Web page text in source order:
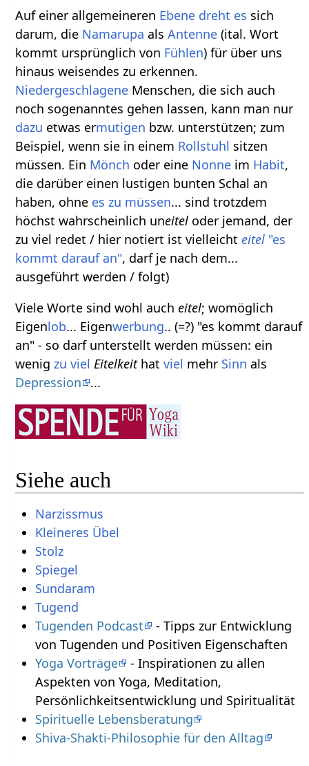
Auf einer allgemeineren Ebene dreht es sich
darum, die Namarupa alsAntenne (ital. Wort
kommt ursprünglich von Fühlen) für über uns
hinaus weisendes zu erkennen.
Niedergeschlagene Menschen, die sich auch
noch sogenanntes gehen lassen, kann man nur
dazu etwas ermutigen bzw. unterstützen; zum
Beispiel, wenn sie in einem Rollstuhl sitzen
müssen. Ein Mönch oder eine Nonne im Habit,
die darüber einen lustigen bunten Schal an
haben, ohne es zu müssen... sind trotzdem
höchst wahrscheinlich uneitel oder jemand, der
zu viel redet / hier notiert ist vielleicht eitel "es
kommt darauf an", darf je nach dem...
ausgeführt werden / folgt)
Viele Worte sind wohl aucheitel; womöglich
Eigenlob... Eigenwerbung.. (=?) "es kommt darauf
an" - so darf unterstellt werden müssen: ein
wenigzu viel Eitelkeithatviel mehr Sinn als
Depression
...
Siehe auch
Narzissmus
Kleineres Übel
Stolz
Spiegel
Sundaram
Tugend
Tugenden Podcast
- Tipps zur Entwicklung
von Tugenden und Positiven Eigenschaften
Yoga Vorträge
- Inspirationen zu allen
Aspekten von Yoga, Meditation,
Persönlichkeitsentwicklung und Spiritualität
Spirituelle Lebensberatung
Shiva-Shakti-Philosophie für den Alltag